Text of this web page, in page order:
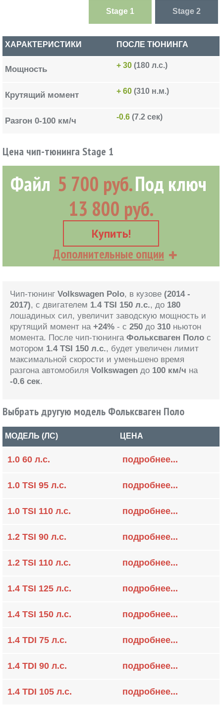
Stage 1 Stage 2
ХАРАКТЕРИСТИКИ ПОСЛЕ ТЮНИНГА
Мощность + 30 (180 л.с.)
Крутящий момент + 60 (310 н.м.)
Разгон 0-100 км/ч -0.6 (7.2 сек)
Цена чип-тюнинга Stage 1
Файл 5 700 руб.Под ключ
13 800 руб.
Купить!
Дополнительные опции
Чип-тюнинг Volkswagen Polo, в кузове (2014 -
2017), с двигателем 1.4 TSI 150 л.с., до 180
лошадиных сил, увеличит заводскую мощность и
крутящий момент на +24% - с 250 до 310 ньютон
момента. После чип-тюнинга Фольксваген Поло с
мотором 1.4 TSI 150 л.с., будет увеличен лимит
максимальной скорости и уменьшено время
разгона автомобиля Volkswagen до 100 км/ч на
-0.6 сек.
Выбрать другую модель Фольксваген Поло
МОДЕЛЬ (ЛС) ЦЕНА
1.0 60 л.с. подробнее...
1.0 TSI 95 л.с. подробнее...
1.0 TSI 110 л.с. подробнее...
1.2 TSI 90 л.с. подробнее...
1.2 TSI 110 л.с. подробнее...
1.4 TSI 125 л.с. подробнее...
1.4 TSI 150 л.с. подробнее...
1.4 TDI 75 л.с. подробнее...
1.4 TDI 90 л.с. подробнее...
1.4 TDI 105 л.с. подробнее...